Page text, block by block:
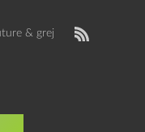
& grej